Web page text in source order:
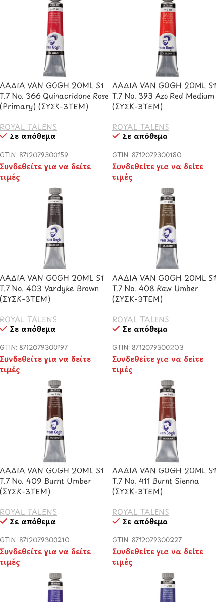
ΛΑΔΙΑ VAN GOGH 20ML S1
T.7 No. 366 Quinacridone Rose
(Primary) (ΣΥΣΚ-3ΤΕΜ)
ROYAL TALENS
Σε απόθεμα
GTIN: 8712079300159
Συνδεθείτε για να δείτε
τιμές
ΛΑΔΙΑ VAN GOGH 20ML S1
T.7 No. 393 Azo Red Medium
(ΣΥΣΚ-3ΤΕΜ)
ROYAL TALENS
Σε απόθεμα
GTIN: 8712079300180
Συνδεθείτε για να δείτε
τιμές
ΛΑΔΙΑ VAN GOGH 20ML S1
T.7 No. 403 Vandyke Brown
(ΣΥΣΚ-3ΤΕΜ)
ROYAL TALENS
Σε απόθεμα
GTIN: 8712079300197
Συνδεθείτε για να δείτε
τιμές
ΛΑΔΙΑ VAN GOGH 20ML S1
T.7 No. 408 Raw Umber
(ΣΥΣΚ-3ΤΕΜ)
ROYAL TALENS
Σε απόθεμα
GTIN: 8712079300203
Συνδεθείτε για να δείτε
τιμές
ΛΑΔΙΑ VAN GOGH 20ML S1
T.7 No. 409 Burnt Umber
(ΣΥΣΚ-3ΤΕΜ)
ROYAL TALENS
Σε απόθεμα
GTIN: 8712079300210
Συνδεθείτε για να δείτε
τιμές
ΛΑΔΙΑ VAN GOGH 20ML S1
T.7 No. 411 Burnt Sienna
(ΣΥΣΚ-3ΤΕΜ)
ROYAL TALENS
Σε απόθεμα
GTIN: 8712079300227
Συνδεθείτε για να δείτε
τιμές